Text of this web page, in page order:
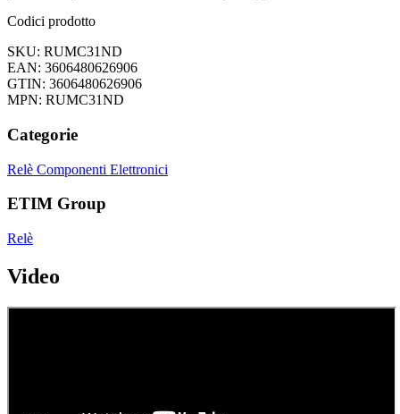
Codici prodotto
SKU: RUMC31ND
EAN: 3606480626906
GTIN: 3606480626906
MPN: RUMC31ND
Categorie
Relè Componenti Elettronici
ETIM Group
Relè
Video